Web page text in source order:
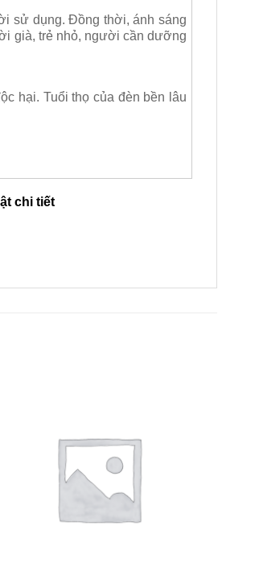
sử dụng. Đồng thời, ánh sáng
già, trẻ nhỏ, người cần dưỡng
hại. Tuổi thọ của đèn bền lâu
chi tiết